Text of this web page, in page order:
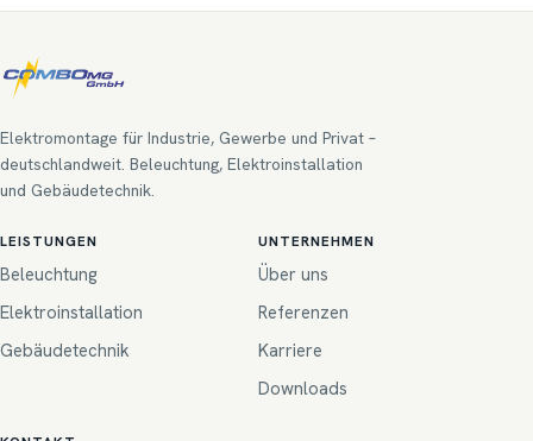
Elektromontage für Industrie, Gewerbe und Privat –
deutschlandweit. Beleuchtung, Elektroinstallation
und Gebäudetechnik.
LEISTUNGEN
Beleuchtung
Elektroinstallation
Gebäudetechnik
UNTERNEHMEN
Über uns
Referenzen
Karriere
Downloads